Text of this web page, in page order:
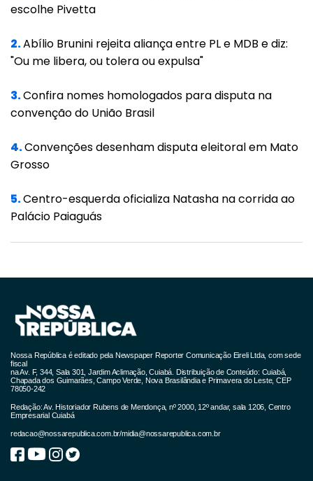
escolhe Pivetta
2.Abílio Brunini rejeita aliança entre PL e MDB e diz:
"Ou me libera, ou tolera ou expulsa"
3.Confira nomes homologados para disputa na
convenção do União Brasil
4.Convenções desenham disputa eleitoral em Mato
Grosso
5.Centro-esquerda oficializa Natasha na corrida ao
Palácio Paiaguás
Nossa República é editado pela Newspaper Reporter Comunicação Eireli Ltda, com sede
fiscal
na Av. F, 344, Sala 301, Jardim Aclimação, Cuiabá. Distribuição de Conteúdo: Cuiabá,
Chapada dos Guimarães, Campo Verde, Nova Brasilândia e Primavera do Leste, CEP
78050-242
Redação: Av. Historiador Rubens de Mendonça, nº 2000, 12º andar, sala 1206, Centro
Empresarial Cuiabá
redacao@nossarepublica.com.br/midia@nossarepublica.com.br